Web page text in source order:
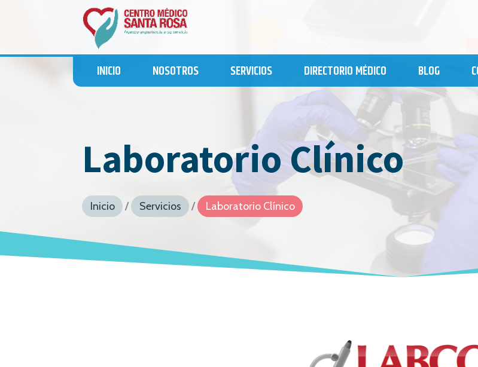
INICIO NOSOTROS SERVICIOS DIRECTORIO MÉDICO BLOG
Laboratorio Clínico
Inicio / Servicios / Laboratorio Clínico